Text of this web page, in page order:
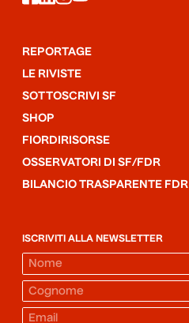
REPORTAGE
LE RIVISTE
SOTTOSCRIVI SF
SHOP
FIORDIRISORSE
OSSERVATORI DI SF/FDR
BILANCIO TRASPARENTE FDR
ISCRIVITI ALLA NEWSLETTER